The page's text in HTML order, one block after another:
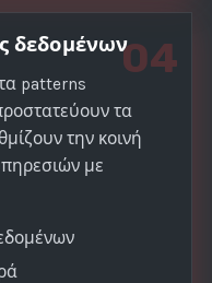
04
δεδομένων
patterns
τα
την κοινή
με